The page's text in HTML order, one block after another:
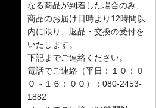
なる商品が到着した場合のみ、
商品のお届け日時より12時間以
内に限り、返品・交換の受付を
いたします。
下記までご連絡ください。
電話でご連絡（平日：１０：０
０～１６：００）：080-2453-
1882